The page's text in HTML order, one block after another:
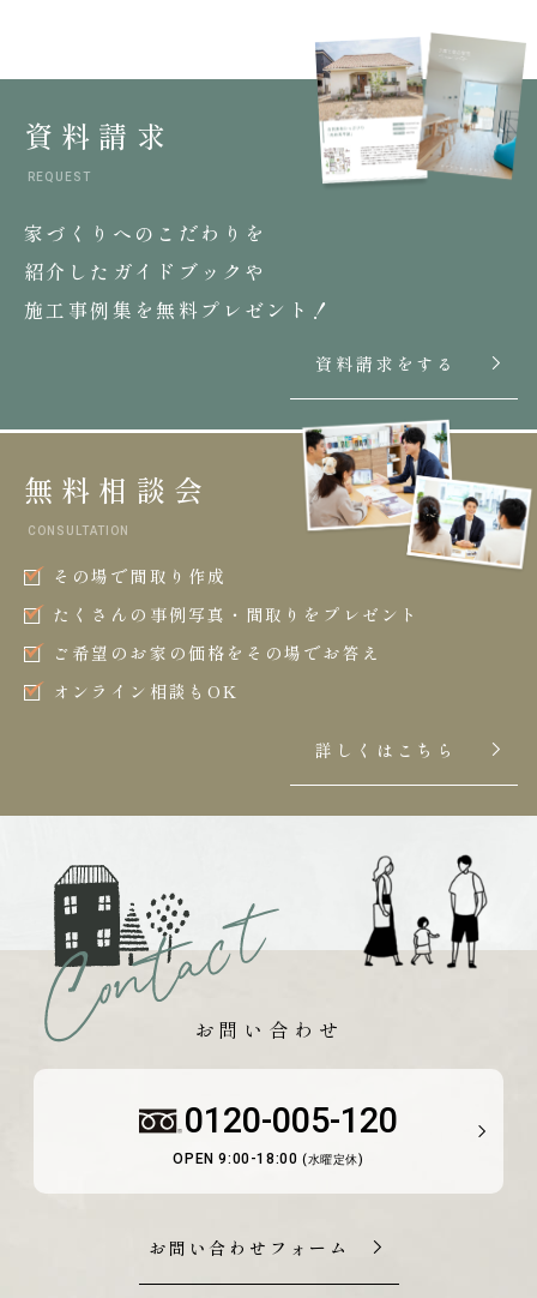
資料請求
REQUEST
家づくりへのこだわりを
紹介したガイドブックや
施工事例集を無料プレゼント！
資料請求をする
無料相談会
CONSULTATION
その場で間取り作成
たくさんの事例写真・間取りをプレゼント
ご希望のお家の価格をその場でお答え
オンライン相談もOK
詳しくはこちら
お問い合わせ
0120-005-120
OPEN 9:00-18:00 (水曜定休)
お問い合わせフォーム